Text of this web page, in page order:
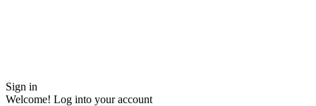
Sign in
Welcome! Log into your account